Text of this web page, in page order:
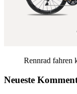
Rennrad fahren
Neueste